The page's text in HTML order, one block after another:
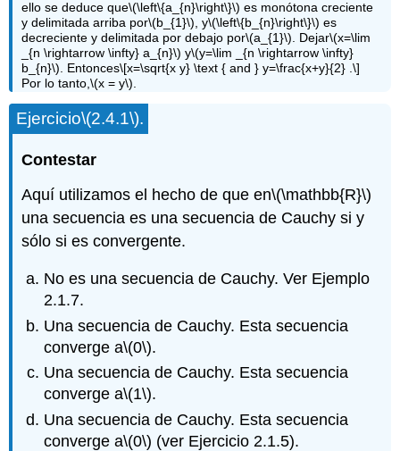
ello se deduce que\(\left\{a_{n}\right\}\) es monótona creciente
y delimitada arriba por\(b_{1}\), y\(\left\{b_{n}\right\}\) es
decreciente y delimitada por debajo por\(a_{1}\). Dejar\(x=\lim
_{n \rightarrow \infty} a_{n}\) y\(y=\lim _{n \rightarrow \infty}
b_{n}\). Entonces\[x=\sqrt{x y} \text { and } y=\frac{x+y}{2} .\]
Por lo tanto,\(x = y\).
Ejercicio\(2.4.1\).
Contestar
Aquí utilizamos el hecho de que en\(\mathbb{R}\)
una secuencia es una secuencia de Cauchy si y
sólo si es convergente.
No es una secuencia de Cauchy. Ver Ejemplo
2.1.7.
Una secuencia de Cauchy. Esta secuencia
converge a\(0\).
Una secuencia de Cauchy. Esta secuencia
converge a\(1\).
Una secuencia de Cauchy. Esta secuencia
converge a\(0\) (ver Ejercicio 2.1.5).